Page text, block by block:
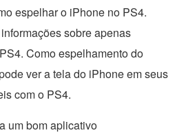
espelhar o iPhone no PS4.
sobre apenas
Como espelhamento do
ver a tela do iPhone em seus
com o PS4.
um bom aplicativo